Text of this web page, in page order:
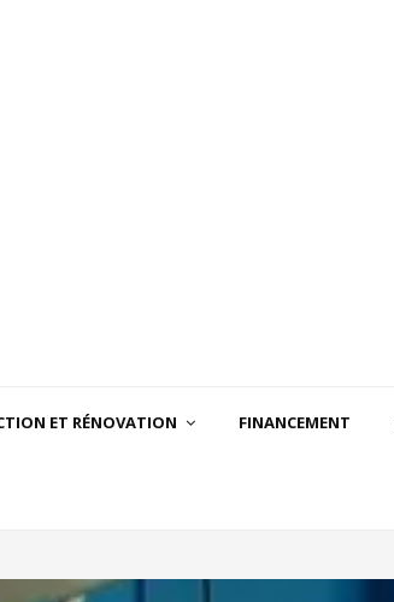
ET RÉNOVATION FINANCEMENT